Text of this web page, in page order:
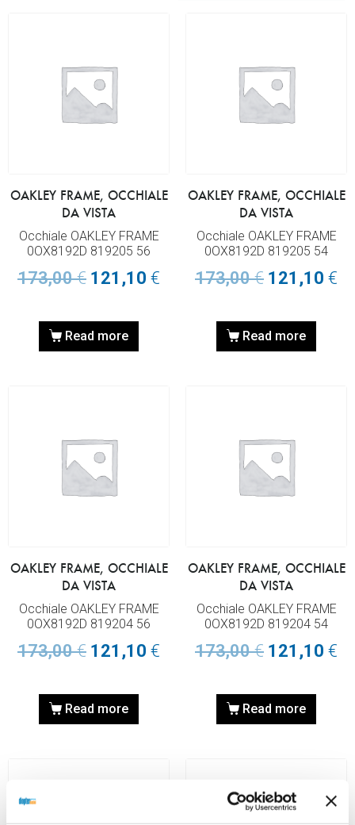
OAKLEY FRAME, OCCHIALE
DA VISTA
Occhiale OAKLEY FRAME
0OX8192D 819205 56
173,00€ 121,10 €
Read more
OAKLEY FRAME, OCCHIALE
DA VISTA
Occhiale OAKLEY FRAME
0OX8192D 819205 54
173,00€ 121,10 €
Read more
OAKLEY FRAME, OCCHIALE
DA VISTA
Occhiale OAKLEY FRAME
0OX8192D 819204 56
173,00€ 121,10 €
Read more
OAKLEY FRAME, OCCHIALE
DA VISTA
Occhiale OAKLEY FRAME
0OX8192D 819204 54
173,00€ 121,10 €
Read more